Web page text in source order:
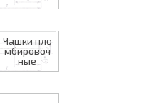
Чашки пло
мбировоч
ные